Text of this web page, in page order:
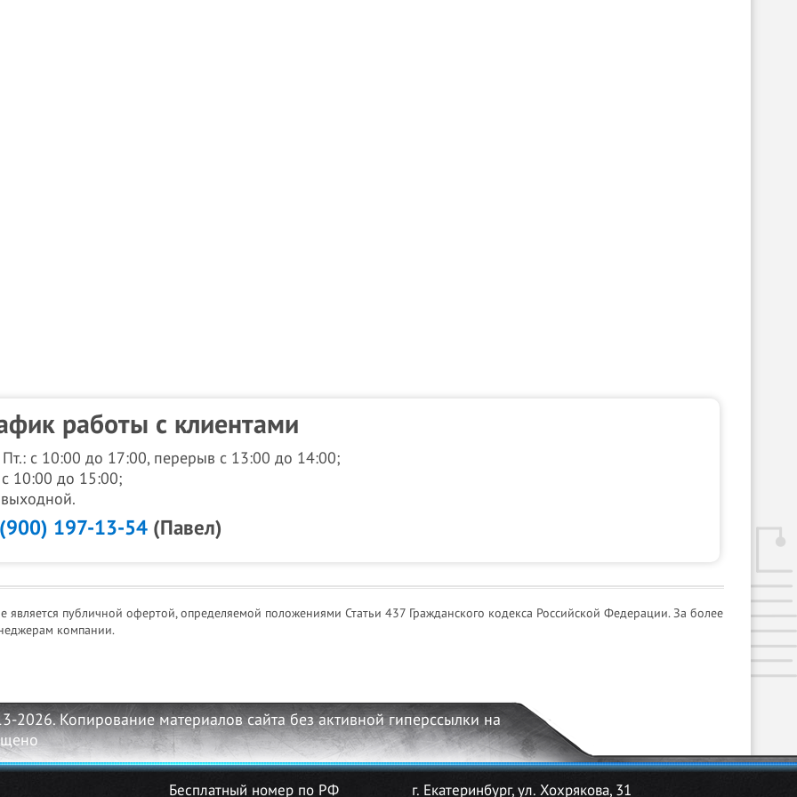
работы с клиентами
Пт.: с 10:00 до 17:00, перерыв с 13:00 до 14:00;
10:00 до 15:00;
197-13-54 (Павел)
публичной офертой, определяемой положениями Статьи 437 Гражданского кодекса Российской Федерации. За более
компании.
2026. Копирование материалов сайта без активной гиперссылки на
Бесплатный номер по РФ г. Екатеринбург, ул. Хохрякова, 31